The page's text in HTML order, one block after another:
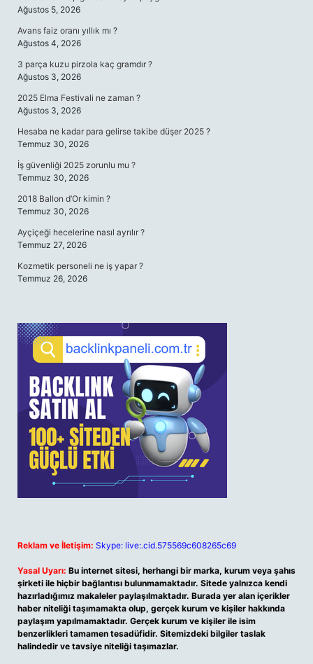
Ağustos 5, 2026
Avans faiz oranı yıllık mı ?
Ağustos 4, 2026
3 parça kuzu pirzola kaç gramdır ?
Ağustos 3, 2026
2025 Elma Festivali ne zaman ?
Ağustos 3, 2026
Hesaba ne kadar para gelirse takibe düşer 2025 ?
Temmuz 30, 2026
İş güvenliği 2025 zorunlu mu ?
Temmuz 30, 2026
2018 Ballon d’Or kimin ?
Temmuz 30, 2026
Ayçiçeği hecelerine nasıl ayrılır ?
Temmuz 27, 2026
Kozmetik personeli ne iş yapar ?
Temmuz 26, 2026
Reklam ve İletişim: Skype: live:.cid.575569c608265c69
Yasal Uyarı: Bu internet sitesi, herhangi bir marka, kurum veya şahıs
şirketi ile hiçbir bağlantısı bulunmamaktadır. Sitede yalnızca kendi
hazırladığımız makaleler paylaşılmaktadır. Burada yer alan içerikler
haber niteliği taşımamakta olup, gerçek kurum ve kişiler hakkında
paylaşım yapılmamaktadır. Gerçek kurum ve kişiler ile isim
benzerlikleri tamamen tesadüfidir. Sitemizdeki bilgiler taslak
halindedir ve tavsiye niteliği taşımazlar.